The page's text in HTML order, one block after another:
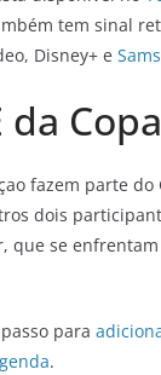
tem sinal
Disney+ e
da Copa
fazem parte do
dois
que se
para
.